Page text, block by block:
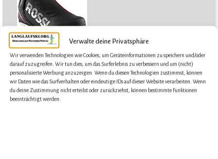
Verwalte deine Privatsphäre
Wir verwenden Technologien wie Cookies, um Geräteinformationen zu speichern und/oder
darauf zuzugreifen. Wir tun dies, um das Surferlebnis zu verbessern und um (nicht)
personalisierte Werbung anzuzeigen. Wenn du diesen Technologien zustimmst, können
wir Daten wie das Surfverhalten oder eindeutige IDs auf dieser Website verarbeiten. Wenn
du deine Zustimmung nicht erteilst oder zurückziehst, können bestimmte Funktionen
beeinträchtigt werden.
Werbung
Skating Empfehlung:
Rossignol X-6 SC*für Herren & Damen